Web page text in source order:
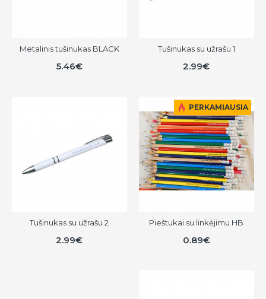
Metalinis tušinukas BLACK
5.46€
Tušinukas su užrašu 1
2.99€
Tušinukas su užrašu 2
2.99€
PERKAMIAUSIA
Pieštukai su linkėjimu HB
0.89€